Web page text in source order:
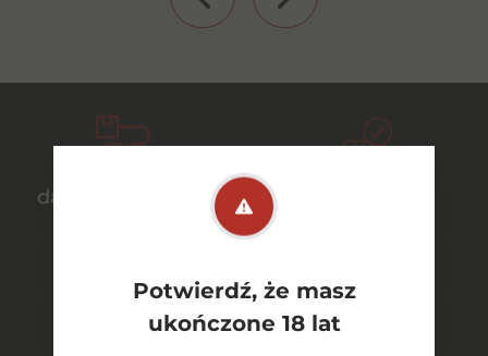
Potwierdź, że masz
ukończone 18 lat
darmowa dostawa